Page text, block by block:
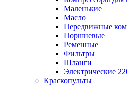
Маленькие
Масло
Передвижные
Поршневые
Ременные
Фильтры
Шланги
Электрические
Краскопульты